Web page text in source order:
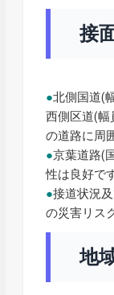
接
●北側国道(
西側区道(幅
の道路に周
●京葉道路(
性は良好で
●接道状況
の災害リス
地